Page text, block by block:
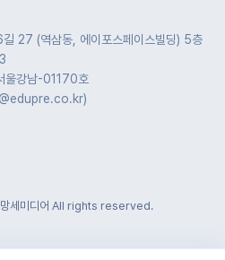
27 (역삼동, 에이포스페이스빌딩) 5층
울강남-01170호
세미디어 All rights reserved.